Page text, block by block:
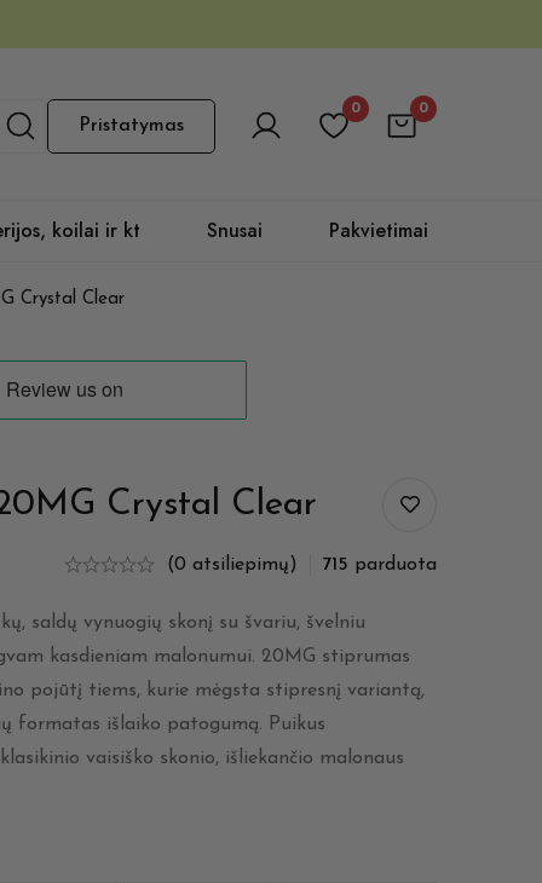
Pristatymas
0 0
koilai ir kt Snusai Pakvietimai
Crystal Clear
Crystal Clear
(0 atsiliepimų) 715 parduota
saldų vynuogių skonį su švariu, švelniu
kasdieniam malonumui. 20MG stiprumas
pojūtį tiems, kurie mėgsta stipresnį variantą,
formatas išlaiko patogumą. Puikus
vaisiško skonio, išliekančio malonaus